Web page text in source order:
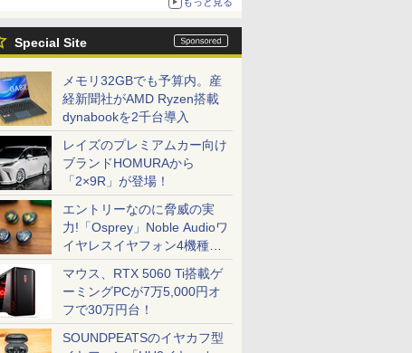
Special Site
メモリ32GBでも予算内。産
経新聞社がAMD Ryzen搭載
dynabookを2千台導入
レイズのプレミアムカー向け
ブランドHOMURAから
「2×9R」が登場！
エントリーなのに脅威の実
力!「Osprey」Noble Audioワ
イヤレスイヤフォン4機種を
一気に聴く
マウス、RTX 5060 Ti搭載ゲ
ーミングPCが7万5,000円オ
フで30万円台！
SOUNDPEATSのイヤカフ型